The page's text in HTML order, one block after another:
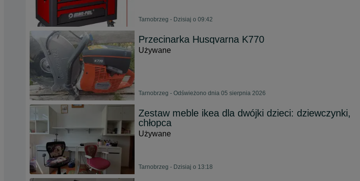
Tarnobrzeg - Dzisiaj o 09:42
Przecinarka Husqvarna K770
Używane
Tarnobrzeg - Odświeżono dnia 05 sierpnia 2026
Zestaw meble ikea dla dwójki dzieci: dziewczynki,
chłopca
Używane
Tarnobrzeg - Dzisiaj o 13:18